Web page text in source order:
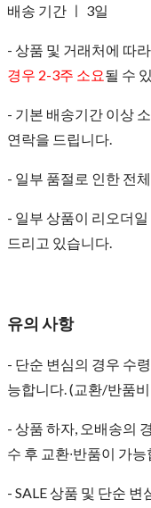
배송 기간 ㅣ 3일
- 상품 및 거래처에 따
경우 2-3주 소요될 수
- 기본 배송기간 이상
연락을 드립니다.
- 일부 품절로 인한 전
- 일부 상품이 리오더
드리고 있습니다.
유의 사항
- 단순 변심의 경우 수
능합니다. (교환/반품
- 상품 하자, 오배송의
수 후 교환∙반품이 가
- SALE 상품 및 단순